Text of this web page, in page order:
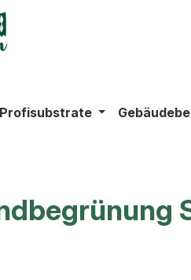
springen
Profisubstrate